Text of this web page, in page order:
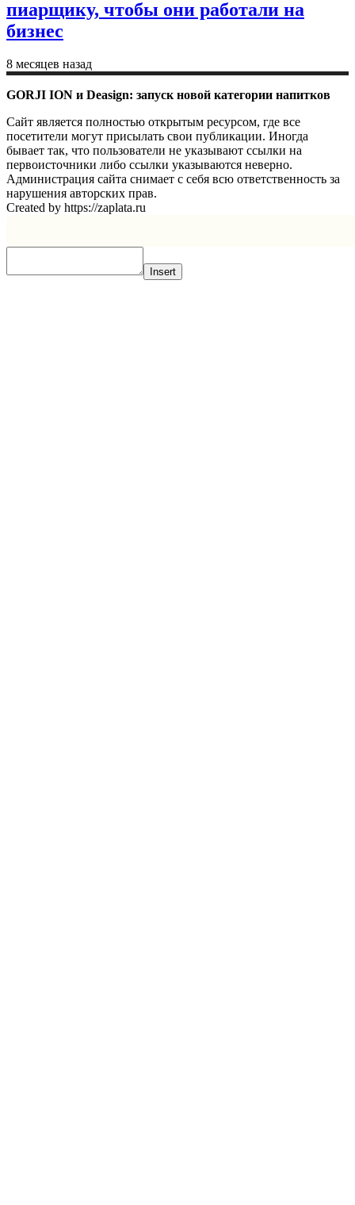
пиарщику, чтобы они работали на
бизнес
8 месяцев назад
GORJI ION и Deasign: запуск новой категории напитков
Сайт является полностью открытым ресурсом, где все
посетители могут присылать свои публикации. Иногда
бывает так, что пользователи не указывают ссылки на
первоисточники либо ссылки указываются неверно.
Администрация сайта снимает с себя всю ответственность за
нарушения авторских прав.
Created by https://zaplata.ru
Insert